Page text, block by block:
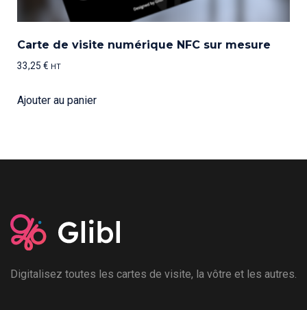
Carte de visite numérique NFC sur mesure
33,25 € HT
Ajouter au panier
Digitalisez toutes les cartes de visite, la vôtre et les autres.